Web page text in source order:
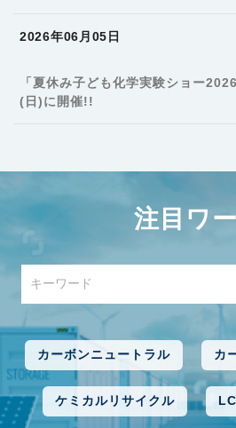
2026年06月05日
「夏休み子ども化学実験ショー
(日)に開催!!
注目ワ
カーボンニュートラル カ
ケミカルリサイクル